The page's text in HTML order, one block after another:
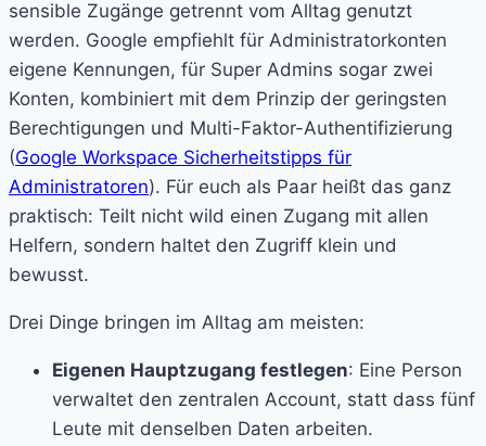
sensible Zugänge getrennt vom Alltag genutzt
werden. Google empfiehlt für Administratorkonten
eigene Kennungen, für Super Admins sogar zwei
Konten, kombiniert mit dem Prinzip der geringsten
Berechtigungen und Multi-Faktor-Authentifizierung
(Google Workspace Sicherheitstipps für
Administratoren). Für euch als Paar heißt das ganz
praktisch: Teilt nicht wild einen Zugang mit allen
Helfern, sondern haltet den Zugriff klein und
bewusst.
Drei Dinge bringen im Alltag am meisten:
Eigenen Hauptzugang festlegen: Eine Person
verwaltet den zentralen Account, statt dass fünf
Leute mit denselben Daten arbeiten.